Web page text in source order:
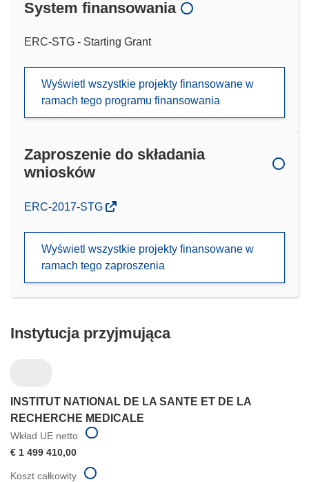
System finansowania
ERC-STG - Starting Grant
Wyświetl wszystkie projekty finansowane w
ramach tego programu finansowania
Zaproszenie do składania
wniosków
(odnośnik
nowym
ERC-2017-STG
Wyświetl wszystkie projekty finansowane w
ramach tego zaproszenia
Instytucja przyjmująca
INSTITUT NATIONAL DE LA SANTE ET DE LA
RECHERCHE MEDICALE
Wkład UE netto
€ 1 499 410,00
Koszt całkowity